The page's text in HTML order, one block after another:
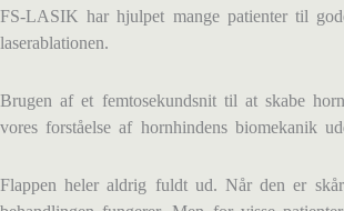
FS-LASIK har hjulpet mange patienter til
laserablationen.
Brugen af et femtosekundsnit til at skabe
vores forståelse af hornhindens biomekanik
Flappen heler aldrig fuldt ud. Når den er